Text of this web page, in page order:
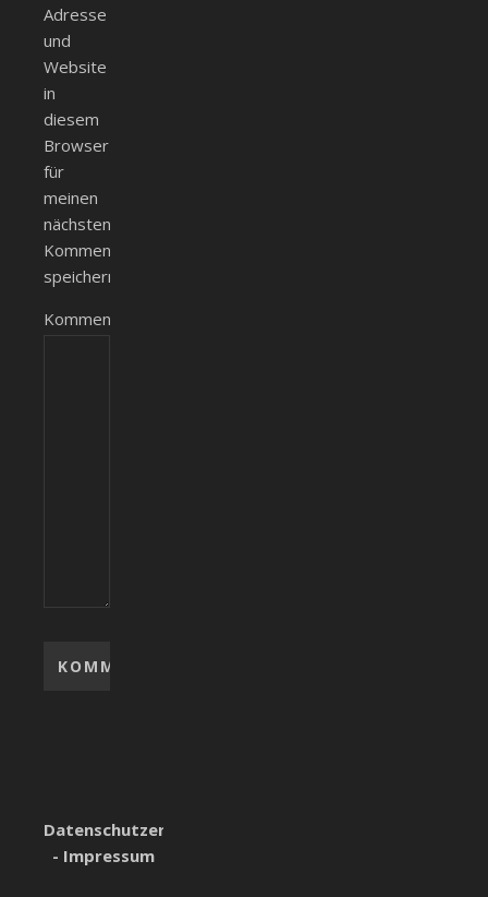
Adresse
und
Website
in
diesem
Browser
für
meinen
nächsten
Kommentar
speichern.
Kommentieren
Datenschutzerklärung
- Impressum